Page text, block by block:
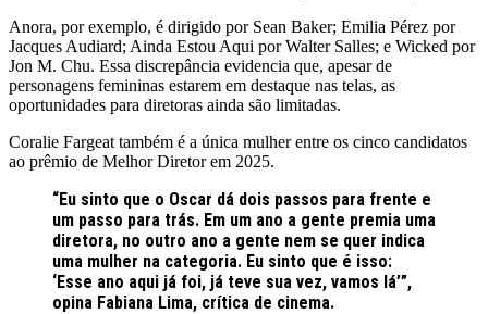
Anora, por exemplo, é dirigido por Sean Baker; Emilia Pérez por
Jacques Audiard; Ainda Estou Aqui por Walter Salles; e Wicked por
Jon M. Chu. Essa discrepância evidencia que, apesar de
personagens femininas estarem em destaque nas telas, as
oportunidades para diretoras ainda são limitadas.
Coralie Fargeat também é a única mulher entre os cinco candidatos
ao prêmio de Melhor Diretor em 2025.
“Eu sinto que o Oscar dá dois passos para frente e
um passo para trás. Em um ano a gente premia uma
diretora, no outro ano a gente nem se quer indica
uma mulher na categoria. Eu sinto que é isso:
‘Esse ano aqui já foi, já teve sua vez, vamos lá’”,
opina Fabiana Lima, crítica de cinema.